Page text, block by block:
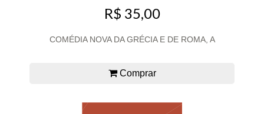
R$ 35,00
COMÉDIA NOVA DA GRÉCIA E DE ROMA, A
Comprar